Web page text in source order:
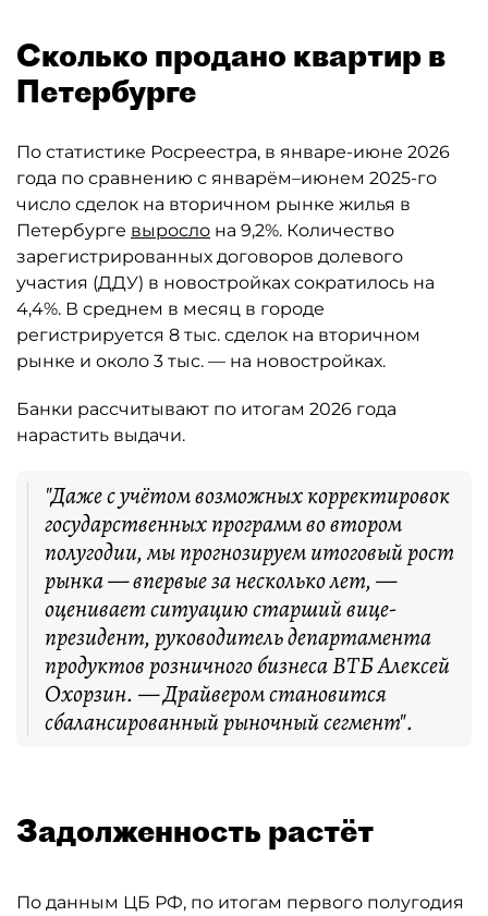
Сколько продано квартир в
Петербурге
По статистике Росреестра, в январе-июне 2026
года по сравнению с январём–июнем 2025-го
число сделок на вторичном рынке жилья в
Петербурге выросло на 9,2%. Количество
зарегистрированных договоров долевого
участия (ДДУ) в новостройках сократилось на
4,4%. В среднем в месяц в городе
регистрируется 8 тыс. сделок на вторичном
рынке и около 3 тыс. — на новостройках.
Банки рассчитывают по итогам 2026 года
нарастить выдачи.
"Даже с учётом возможных корректировок
государственных программ во втором
полугодии, мы прогнозируем итоговый рост
рынка — впервые за несколько лет, —
оценивает ситуацию старший вице-
президент, руководитель департамента
продуктов розничного бизнеса ВТБ Алексей
Охорзин. — Драйвером становится
сбалансированный рыночный сегмент".
Задолженность растёт
По данным ЦБ РФ, по итогам первого полугодия